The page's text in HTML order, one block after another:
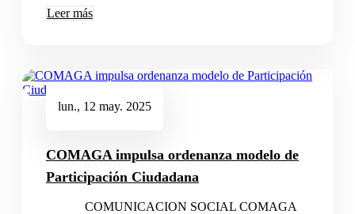
Leer más
lun., 12 may. 2025
COMAGA impulsa ordenanza modelo de
Participación Ciudadana
COMUNICACION SOCIAL COMAGA